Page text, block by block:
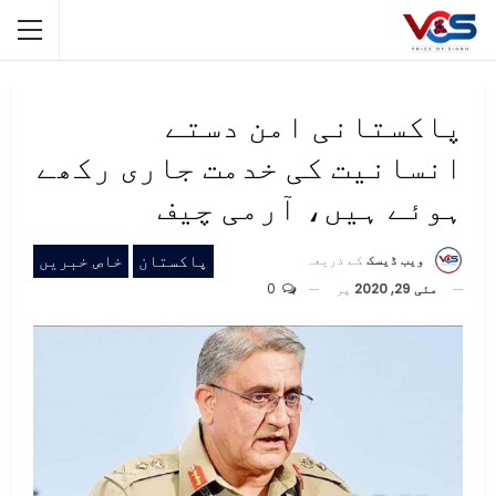
پاکستانی امن دستے
انسانیت کی خدمت جاری رکھے
ہوئے ہیں، آرمی چیف
پاکستان خاص خبریں ویب ڈیسک کے ذریعہ
مئی 29, 2020
پر